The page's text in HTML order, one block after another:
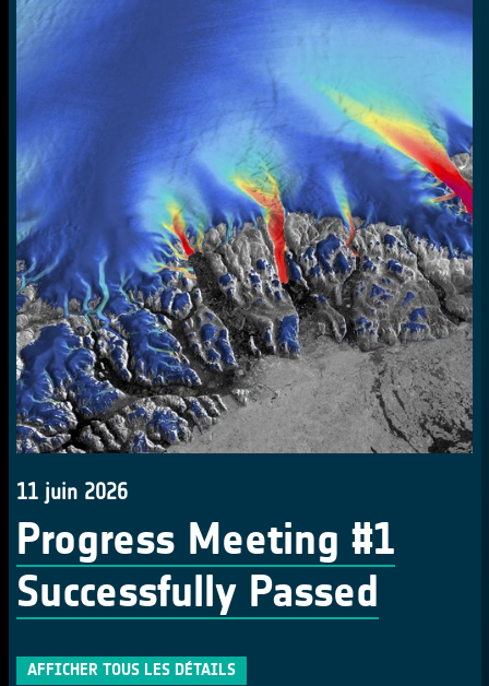
11 juin 2026
Progress Meeting #1
Successfully Passed
AFFICHER TOUS LES DÉTAILS